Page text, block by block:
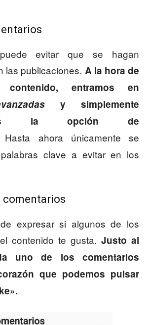
evitar que se hagan
las publicaciones. A la hora de
entramos en
y simplemente
la opción de
Hasta ahora únicamente se
clave a evitar en los
comentarios
expresar si algunos de los
contenido te gusta. Justo al
uno de los comentarios
que podemos pulsar